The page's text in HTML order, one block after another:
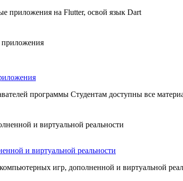
приложения на Flutter, освой язык Dart
программы Студентам доступны все
и виртуальной реальности
игр, дополненной и виртуальной